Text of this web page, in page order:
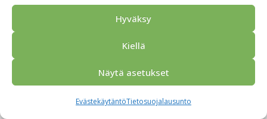
Hyväksy
Kiellä
Näytä asetukset
EvästekäytäntöTietosuojalausunto
Yhteistyökumppanit
Tarjouspyyntö
Anna palautetta
Tietosuojaseloste
© 2026 Porvoo Tours - matkanjärjestäjä / FPW